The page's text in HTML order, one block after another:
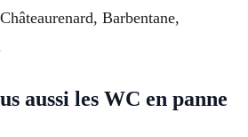
Barbentane,
aussi les WC en panne